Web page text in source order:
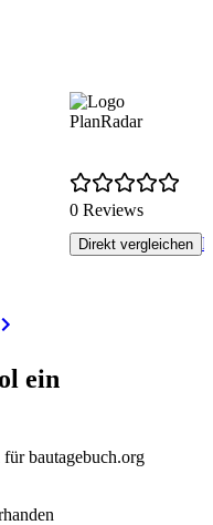
PlanRadar
0 Reviews
Direkt vergleichen
ein
für bautagebuch.org